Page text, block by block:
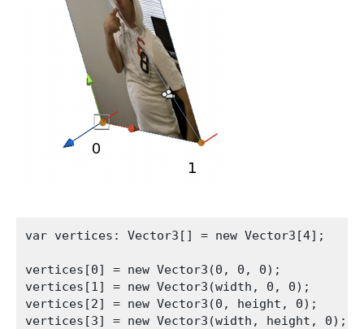
var vertices: Vector3[] = new Vector3[4];
vertices[0] = new Vector3(0, 0, 0);
vertices[1] = new Vector3(width, 0, 0);
vertices[2] = new Vector3(0, height, 0);
vertices[3] = new Vector3(width, height, 0);